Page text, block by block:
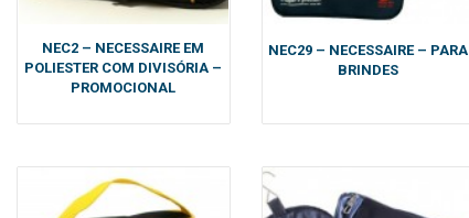
NEC2 – NECESSAIRE EM
POLIESTER COM DIVISÓRIA –
PROMOCIONAL
NEC29 – NECESSAIRE – PARA
BRINDES